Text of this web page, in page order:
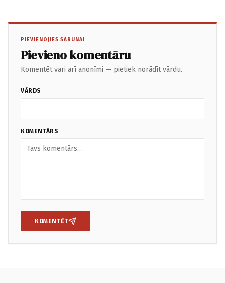
PIEVIENOJIES SARUNAI
Pievieno komentāru
Komentēt vari arī anonīmi — pietiek norādīt vārdu.
VĀRDS
KOMENTĀRS
KOMENTĒT